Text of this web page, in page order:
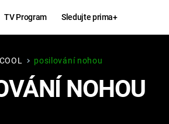
TV Program Sledujte prima+
Zábava
posilování nohou
NOHOU